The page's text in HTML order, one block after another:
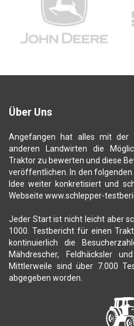
Über Uns
Angefangen hat alles mit der
anderen Landwirten die
Traktor zu bewerten und diese
veröffentlichen. In den
Idee weiter konkretisiert und
Webseite www.schlepper-
Jeder Start ist nicht leicht aber
1000. Testbericht für einen
kontinuierlich die
Mähdrescher, Feldhäcksler
Mittlerweile sind über 7.000
abgegeben worden.